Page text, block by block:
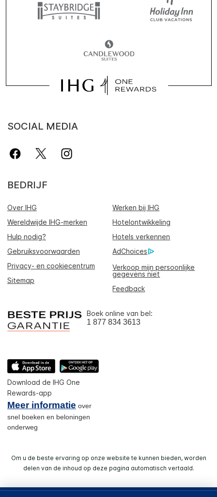
SOCIAL MEDIA
BEDRIJF
Over IHG
Werken bij IHG
Wereldwijde IHG-merken
Hotelontwikkeling
Hulp nodig?
Hotels verkennen
Gebruiksvoorwaarden
AdChoices
Privacy- en cookiecentrum
Verkoop mijn persoonlijke
gegevens niet
Sitemap
Feedback
Boek online van bel:
1 877 834 3613
Download de IHG One
Rewards-app
Meer informatie over
snel boeken en beloningen
onderweg
Om u de beste ervaring op onze website te kunnen bieden, worden
delen van de inhoud op deze pagina automatisch vertaald.